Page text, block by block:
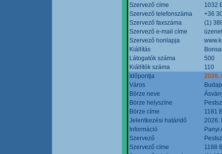
Szervező címe
1032
Szervező telefonszáma
+36
Szervező faxszáma
(1)
Szervező e-mail címe
Szervező honlapja
Kiállítás
Látogatók száma
500
Kiállítók száma
110
Időpontja
2026.
Város
Börze neve
Börze helyszíne
Börze címe
1181
Jelentkezési határidő
2026.
Információ
Panyi
Szervező
Szervező címe
1188